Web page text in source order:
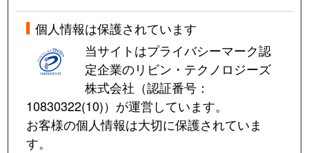
個人情報は保護されています
当サイトはプライバシーマーク認
定企業のリビン・テクノロジーズ
株式会社（認証番号：
10830322(10)）が運営しています。
お客様の個人情報は大切に保護されていま
す。